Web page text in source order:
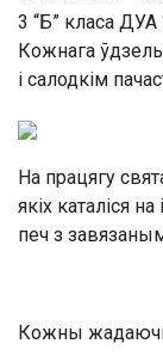
3 “Б” класа
Кожнага
і салодкім
На працягу
якіх каталіся
печ з
Кожны жадаючы